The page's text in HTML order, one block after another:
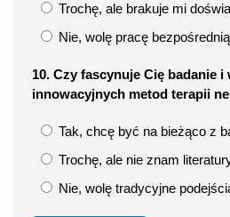
Trochę, ale brakuje mi
Nie, wolę pracę
10. Czy fascynuje Cię badanie i
innowacyjnych metod terapii
Tak, chcę być na bieżąco z
Trochę, ale nie znam
Nie, wolę tradycyjne